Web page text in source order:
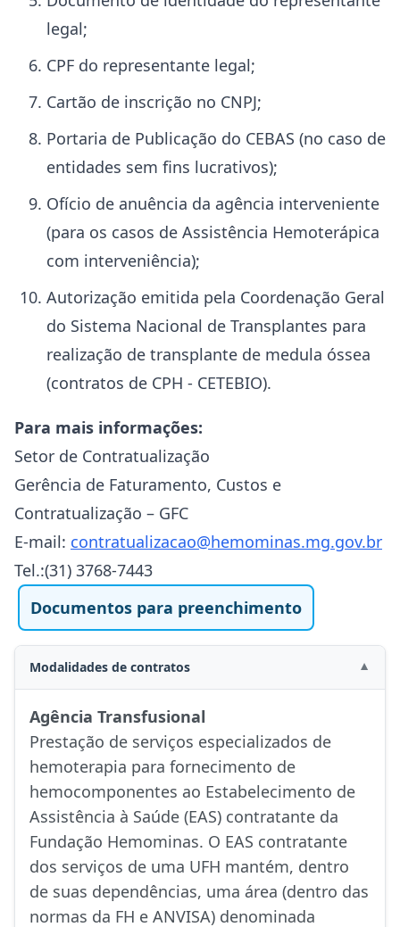
legal;
CPF do representante legal;
Cartão de inscrição no CNPJ;
Portaria de Publicação do CEBAS (no caso de
entidades sem fins lucrativos);
Ofício de anuência da agência interveniente
(para os casos de Assistência Hemoterápica
com interveniência);
Autorização emitida pela Coordenação Geral
do Sistema Nacional de Transplantes para
realização de transplante de medula óssea
(contratos de CPH - CETEBIO).
Para mais informações:
Setor de Contratualização
Gerência de Faturamento, Custos e
Contratualização – GFC
E-mail: contratualizacao@hemominas.mg.gov.br
Tel.:(31) 3768-7443
Documentos para preenchimento
Modalidades de contratos ▼
Agência Transfusional
Prestação de serviços especializados de
hemoterapia para fornecimento de
hemocomponentes ao Estabelecimento de
Assistência à Saúde (EAS) contratante da
Fundação Hemominas. O EAS contratante
dos serviços de uma UFH mantém, dentro
de suas dependências, uma área (dentro das
normas da FH e ANVISA) denominada